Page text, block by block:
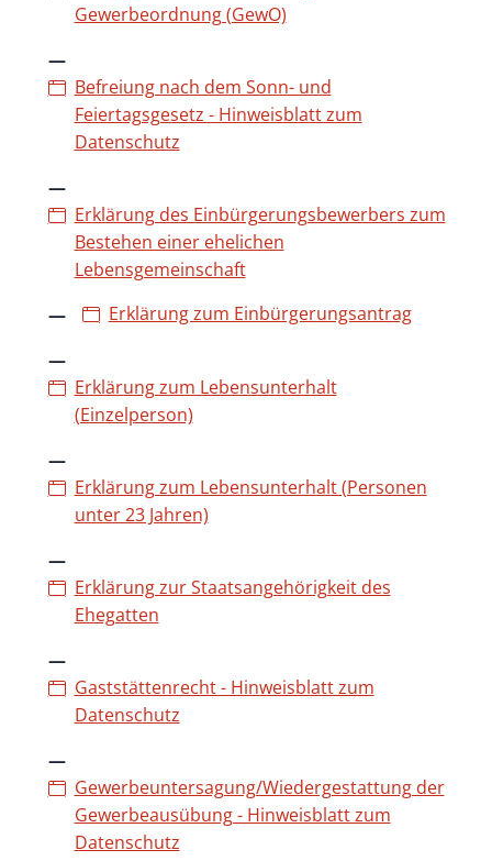
Gewerbeordnung (GewO)
Befreiung nach dem Sonn- und
Feiertagsgesetz - Hinweisblatt zum
Datenschutz
Erklärung des Einbürgerungsbewerbers zum
Bestehen einer ehelichen
Lebensgemeinschaft
Erklärung zum Einbürgerungsantrag
Erklärung zum Lebensunterhalt
(Einzelperson)
Erklärung zum Lebensunterhalt (Personen
unter 23 Jahren)
Erklärung zur Staatsangehörigkeit des
Ehegatten
Gaststättenrecht - Hinweisblatt zum
Datenschutz
Gewerbeuntersagung/Wiedergestattung der
Gewerbeausübung - Hinweisblatt zum
Datenschutz